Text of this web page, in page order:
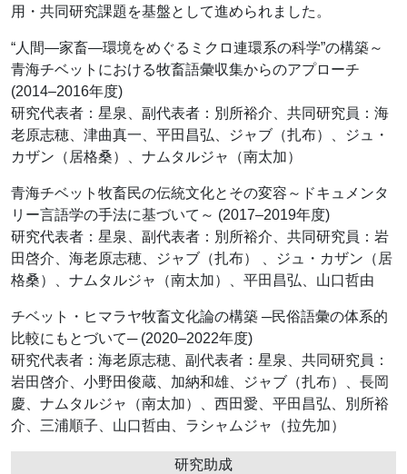
用・共同研究課題を基盤として進められました。
“人間―家畜―環境をめぐるミクロ連環系の科学”の構築～
青海チベットにおける牧畜語彙収集からのアプローチ
(2014–2016年度)
研究代表者：星泉、副代表者：別所裕介、共同研究員：海
老原志穂、津曲真一、平田昌弘、ジャブ（扎布）、ジュ・
カザン（居格桑）、ナムタルジャ（南太加）
青海チベット牧畜民の伝統文化とその変容～ドキュメンタ
リー言語学の手法に基づいて～ (2017–2019年度)
研究代表者：星泉、副代表者：別所裕介、共同研究員：岩
田啓介、海老原志穂、ジャブ（扎布） 、ジュ・カザン（居
格桑）、ナムタルジャ（南太加）、平田昌弘、山口哲由
チベット・ヒマラヤ牧畜文化論の構築 ─民俗語彙の体系的
比較にもとづいて─ (2020–2022年度)
研究代表者：海老原志穂、副代表者：星泉、共同研究員：
岩田啓介、小野田俊蔵、加納和雄、ジャブ（扎布）、長岡
慶、ナムタルジャ（南太加）、西田愛、平田昌弘、別所裕
介、三浦順子、山口哲由、ラシャムジャ（拉先加）
研究助成